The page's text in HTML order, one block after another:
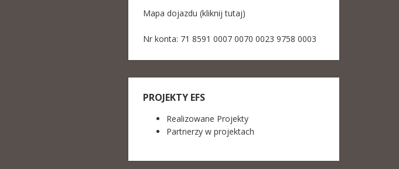
Mapa dojazdu (kliknij tutaj)
Nr konta: 71 8591 0007 0070 0023 9758 0003
PROJEKTY EFS
Realizowane Projekty
Partnerzy w projektach